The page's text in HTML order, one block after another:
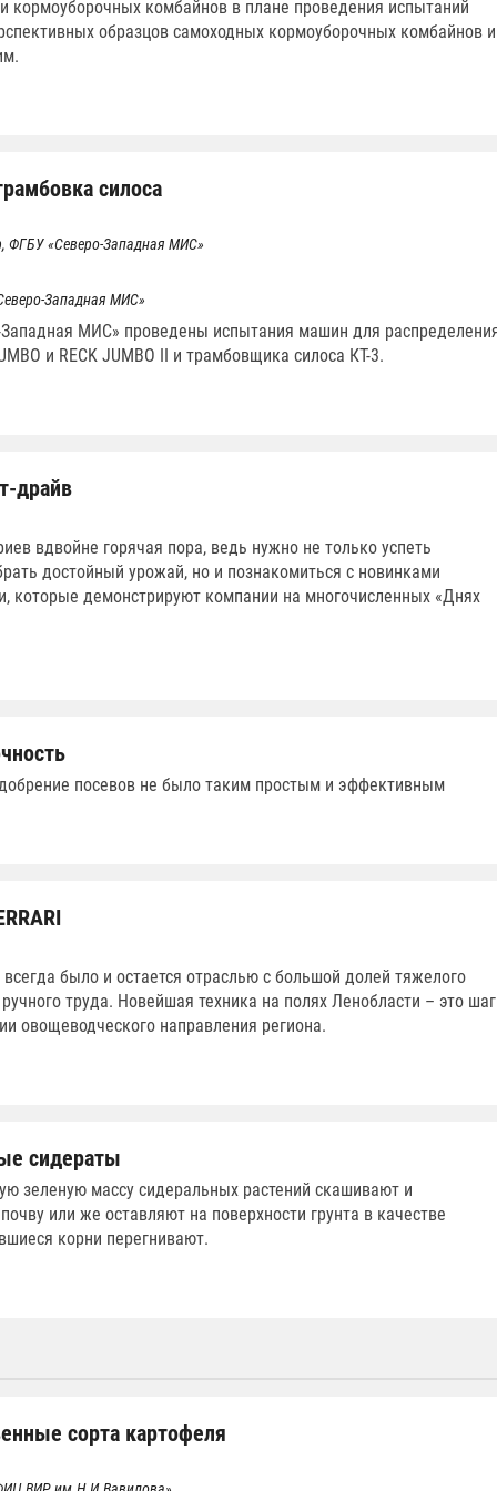
кормоуборочных комбайнов в плане проведения испытаний
образцов самоходных кормоуборочных комбайнов и
силоса
ФГБУ «Северо-Западная МИС»
Западная МИС»
МИС» проведены испытания машин для
и RECK JUMBO II и трамбовщика силоса КТ-3.
драйв
вдвойне горячая пора, ведь нужно не только успеть
достойный урожай, но и познакомиться с новинками
которые демонстрируют компании на многочисленных «Днях
посевов не было таким простым и эффективным
было и остается отраслью с большой долей тяжелого
труда. Новейшая техника на полях Ленобласти – это шаг
овощеводческого направления региона.
сидераты
зеленую массу сидеральных растений скашивают и
или же оставляют на поверхности грунта в качестве
корни перегнивают.
сорта картофеля